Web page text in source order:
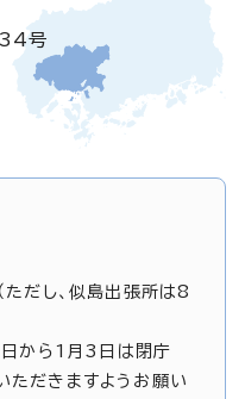
34号
だし、似島出張所は8
から1月3日は閉庁
ただきますようお願い